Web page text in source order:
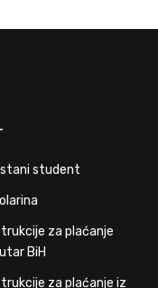
student
za plaćanje
BiH
za plaćanje iz